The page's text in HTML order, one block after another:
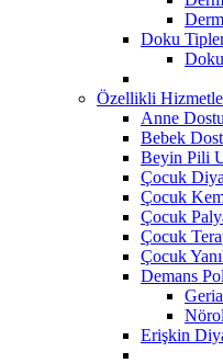
Doku
Özellikli
Anne
Bebek
Beyin Pili
Çocuk
Çocuk
Çocuk
Çocuk
Çocuk
Demans
Erişkin